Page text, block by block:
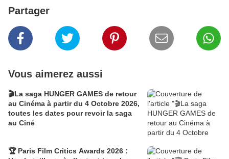
Partager
Vous aimerez aussi
🎬La saga HUNGER GAMES de retour
au Cinéma à partir du 4 Octobre 2026,
toutes les dates pour revoir la saga
au Ciné
🏆 Paris Film Critics Awards 2026 :